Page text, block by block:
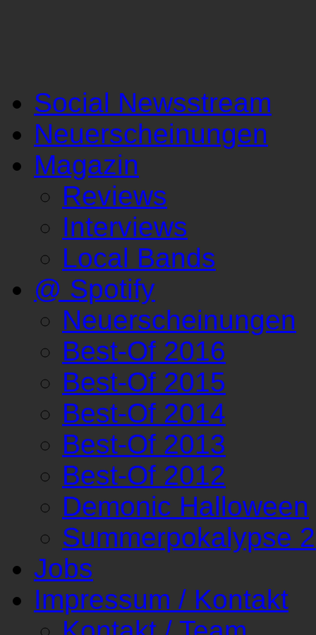
Social Newsstream
Neuerscheinungen
Magazin
Reviews
Interviews
Local Bands
@ Spotify
Neuerscheinungen
Best-Of 2016
Best-Of 2015
Best-Of 2014
Best-Of 2013
Best-Of 2012
Demonic Halloween
Summerpokalypse
Jobs
Impressum / Kontakt